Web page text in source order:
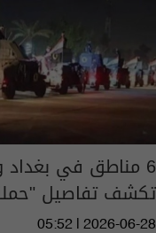
تكشف تفاصيل "حملة
05:52 | 2026-06-28